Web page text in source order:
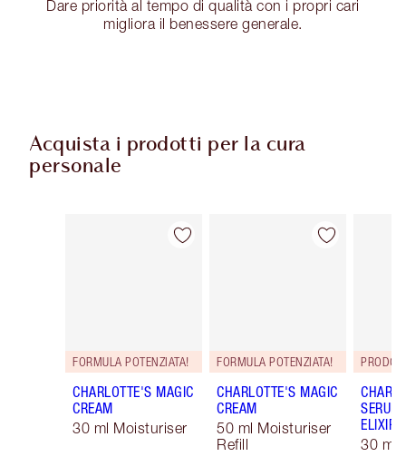
Dare priorità al tempo di qualità con i propri cari
migliora il benessere generale.
Acquista i prodotti per la cura
personale
Articolo 1 di 114
FORMULA POTENZIATA!
CHARLOTTE'S MAGIC
CREAM
30 ml Moisturiser
Articolo 2 di 114
FORMULA POTENZIATA!
CHARLOTTE'S MAGIC
CREAM
50 ml Moisturiser
Refill
SERUM
ELIXIR
30 ml